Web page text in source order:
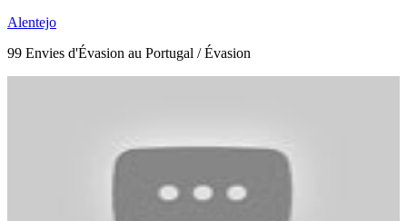
Alentejo
99 Envies d'Évasion au Portugal / Évasion